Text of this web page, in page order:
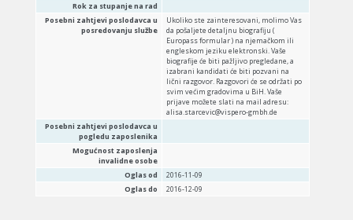
Rok za stupanje na rad
Posebni zahtjevi poslodavca u
posredovanju službe
Ukoliko ste zainteresovani, molimo Vas
da pošaljete detaljnu biografiju (
Europass formular ) na njemačkom ili
engleskom jeziku elektronski. Vaše
biografije će biti pažljivo pregledane, a
izabrani kandidati će biti pozvani na
lični razgovor. Razgovori će se održati po
svim većim gradovima u BiH. Vaše
prijave možete slati na mail adresu:
alisa.starcevic@vispero-gmbh.de
Posebni zahtjevi poslodavca u
pogledu zaposlenika
Mogućnost zaposlenja
invalidne osobe
Oglas od
2016-11-09
Oglas do
2016-12-09